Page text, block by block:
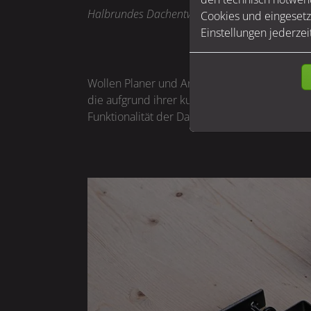
Halbrundes Dachentwässerungssystem in
Wollen Planer und Architekten jedoch auch
die aufgrund ihrer kubischen Form sofort
Funktionalität der Dachentwässerung
Cookies und
Einstellungen